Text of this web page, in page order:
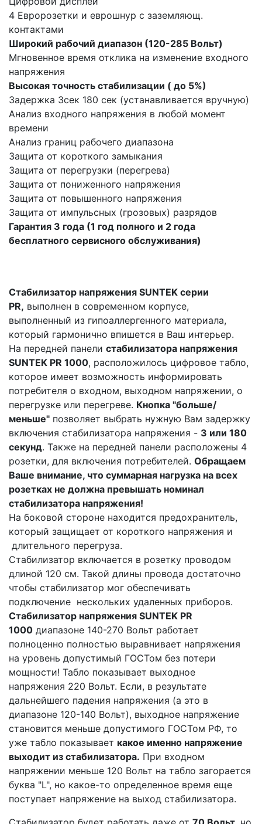
4 Евророзетки и еврошнур с заземляющ.
контактами
Широкий рабочий диапазон (120-285 Вольт)
Мгновенное время отклика на изменение входного
напряжения
Высокая точность стабилизации ( до 5%)
Задержка 3сек 180 сек (устанавливается вручную)
Анализ входного напряжения в любой момент
времени
Анализ границ рабочего диапазона
Защита от короткого замыкания
Защита от перегрузки (перегрева)
Защита от пониженного напряжения
Защита от повышенного напряжения
Защита от импульсных (грозовых) разрядов
Гарантия 3 года (1 год полного и 2 года
бесплатного сервисного обслуживания)
Стабилизатор напряжения SUNTEK серии
PR, выполнен в современном корпусе,
выполненный из гипоаллергенного материала,
который гармонично впишется в Ваш интерьер.
На передней панели стабилизатора напряжения
SUNTEK PR 1000, расположилось цифровое табло,
которое имеет возможность информировать
потребителя о входном, выходном напряжении, о
перегрузке или перегреве. Кнопка "больше/
меньше" позволяет выбрать нужную Вам задержку
включения стабилизатора напряжения - 3 или 180
секунд. Также на передней панели расположены 4
розетки, для включения потребителей. Обращаем
Ваше внимание, что суммарная нагрузка на всех
розетках не должна превышать номинал
стабилизатора напряжения!
На боковой стороне находится предохранитель,
который защищает от короткого напряжения и
длительного перегруза.
Стабилизатор включается в розетку проводом
длиной 120 см. Такой длины провода достаточно
чтобы стабилизатор мог обеспечивать
подключение нескольких удаленных приборов.
Стабилизатор напряжения SUNTEK PR
1000 диапазоне 140-270 Вольт работает
полноценно полностью выравнивает напряжения
на уровень допустимый ГОСТом без потери
мощности! Табло показывает выходное
напряжения 220 Вольт. Если, в результате
дальнейшего падения напряжения (а это в
диапазоне 120-140 Вольт), выходное напряжение
становится меньше допустимого ГОСТом РФ, то
уже табло показывает какое именно напряжение
выходит из стабилизатора. При входном
напряжении меньше 120 Вольт на табло загорается
буква "L", но какое-то определенное время еще
поступает напряжение на выход стабилизатора.